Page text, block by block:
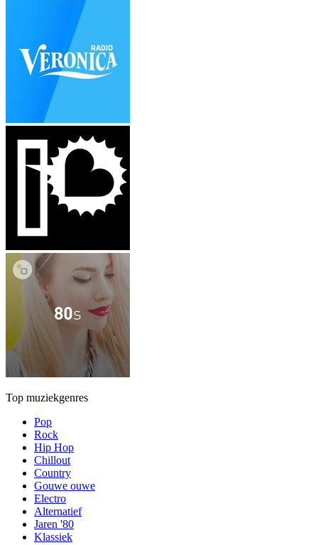
Top muziekgenres
Pop
Rock
Hip Hop
Chillout
Country
Gouwe ouwe
Electro
Alternatief
Jaren '80
Klassiek